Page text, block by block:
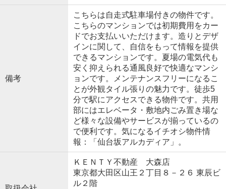
備考
こちらは自走式駐車場付きの物件です。
こちらのマンションでは初期費用をカー
ドでお支払いいただけます。造りとデザ
インに関して、自信をもって情報を提供
できるマンションです。夏場の電気代も
安く抑えられる通風良好で快適なマンシ
ョンです。メンテナンスフリーになるこ
とが外観タイル張りの魅力です。徒歩5
分で駅にアクセスできる物件です。共用
部にはエレベータ・敷地内ごみ置き場な
ど様々な設備やサービスが揃っているの
で便利です。気になるイチオシ物件情
報：「仙台坂アルカディア」。
ＫＥＮＴＹ不動産 大森店
東京都大田区山王２丁目８－２６ 東辰ビ
ル２階